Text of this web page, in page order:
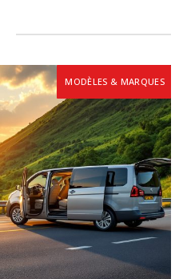
MODÈLES & MARQUES